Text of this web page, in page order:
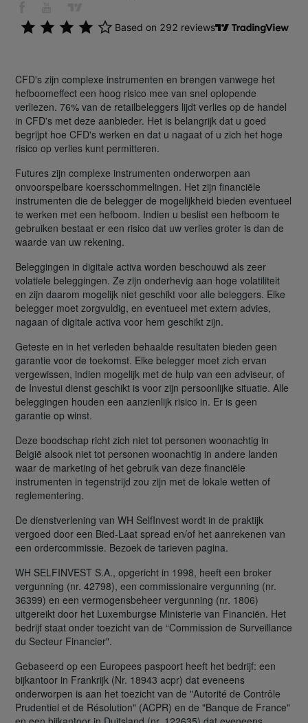
CFD's zijn complexe instrumenten en brengen vanwege het
hefboomeffect een hoog risico mee van snel oplopende
verliezen. 76% van de retailbeleggers lijdt verlies op de handel
in CFD's met deze aanbieder. Het is belangrijk dat u goed
begrijpt hoe CFD's werken en dat u nagaat of u zich het hoge
risico op verlies kunt permitteren.
Futures zijn complexe instrumenten onderworpen aan
onvoorspelbare koersschommelingen. Het zijn financiële
instrumenten die de belegger de mogelijkheid bieden eventueel
te werken met een hefboom. Indien u beslist een hefboom te
gebruiken bestaat er een risico dat uw verlies groter is dan de
waarde van uw rekening.
Beleggingen in digitale activa worden beschouwd als zeer
volatiele beleggingen. Ze zijn onderhevig aan hoge volatiliteit
en zijn daarom mogelijk niet geschikt voor alle beleggers. Elke
belegger moet zorgvuldig, en eventueel met extern advies,
nagaan of digitale activa voor hem geschikt zijn.
Geteste en in het verleden behaalde resultaten bieden geen
garantie voor de toekomst. Elke belegger moet zich ervan
vergewissen, indien mogelijk met de hulp van een adviseur, of
de Investui dienst geschikt is voor zijn persoonlijke situatie. Alle
beleggingen houden een aanzienlijk risico in. Er is geen
garantie op winst.
Deze boodschap richt zich niet tot personen woonachtig in
België alsook niet tot personen woonachtig in andere landen
waar de marketing of het gebruik van deze financiële
instrumenten in tegenstrijd zou zijn met de lokale wetten of
reglementering.
De dienstverlening van WH SelfInvest wordt in de praktijk
vergoed door een Bied-Laat spread en/of het aanrekenen van
een ordercommissie. Bezoek de tarieven pagina.
WH SELFINVEST S.A., opgericht in 1998, heeft een broker
vergunning (nr. 42798), een commissionaire vergunning (nr.
36399) en een vermogensbeheer vergunning (nr. 1806)
uitgereikt door het Luxemburgse Ministerie van Financiën. Het
bedrijf staat onder toezicht van de “Commission de Surveillance
du Secteur Financier".
Gebaseerd op een Europees paspoort heeft het bedrijf: een
bijkantoor in Frankrijk (Nr. 18943 acpr) dat eveneens
onderworpen is aan het toezicht van de "Autorité de Contrôle
Prudentiel et de Résolution" (ACPR) en de "Banque de France"